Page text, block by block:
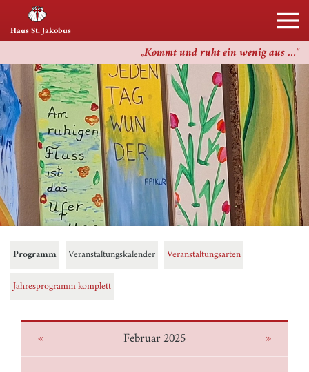
Kommt und ruht ein wenig aus …
Haus St. Jakobus
Programm Veranstaltungskalender Veranstaltungsarten
Jahresprogramm komplett
« Februar 2025 »